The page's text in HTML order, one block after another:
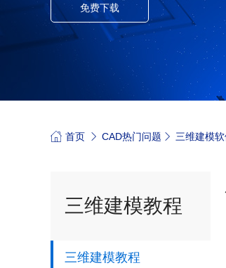
免费下载
首页 CAD热门问题 三维建模
三维建模教程
三维建模教程